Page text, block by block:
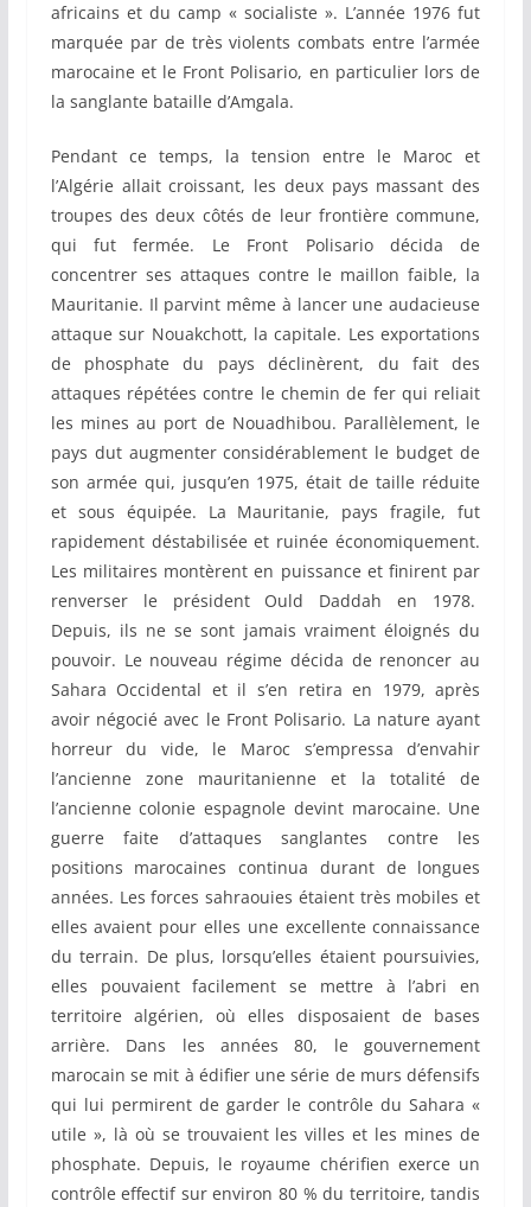
africains et du camp « socialiste ». L’année 1976 fut
marquée par de très violents combats entre l’armée
marocaine et le Front Polisario, en particulier lors de
la sanglante bataille d’Amgala.
Pendant ce temps, la tension entre le Maroc et
l’Algérie allait croissant, les deux pays massant des
troupes des deux côtés de leur frontière commune,
qui fut fermée. Le Front Polisario décida de
concentrer ses attaques contre le maillon faible, la
Mauritanie. Il parvint même à lancer une audacieuse
attaque sur Nouakchott, la capitale. Les exportations
de phosphate du pays déclinèrent, du fait des
attaques répétées contre le chemin de fer qui reliait
les mines au port de Nouadhibou. Parallèlement, le
pays dut augmenter considérablement le budget de
son armée qui, jusqu’en 1975, était de taille réduite
et sous équipée. La Mauritanie, pays fragile, fut
rapidement déstabilisée et ruinée économiquement.
Les militaires montèrent en puissance et finirent par
renverser le président Ould Daddah en 1978.
Depuis, ils ne se sont jamais vraiment éloignés du
pouvoir. Le nouveau régime décida de renoncer au
Sahara Occidental et il s’en retira en 1979, après
avoir négocié avec le Front Polisario. La nature ayant
horreur du vide, le Maroc s’empressa d’envahir
l’ancienne zone mauritanienne et la totalité de
l’ancienne colonie espagnole devint marocaine. Une
guerre faite d’attaques sanglantes contre les
positions marocaines continua durant de longues
années. Les forces sahraouies étaient très mobiles et
elles avaient pour elles une excellente connaissance
du terrain. De plus, lorsqu’elles étaient poursuivies,
elles pouvaient facilement se mettre à l’abri en
territoire algérien, où elles disposaient de bases
arrière. Dans les années 80, le gouvernement
marocain se mit à édifier une série de murs défensifs
qui lui permirent de garder le contrôle du Sahara «
utile », là où se trouvaient les villes et les mines de
phosphate. Depuis, le royaume chérifien exerce un
contrôle effectif sur environ 80 % du territoire, tandis